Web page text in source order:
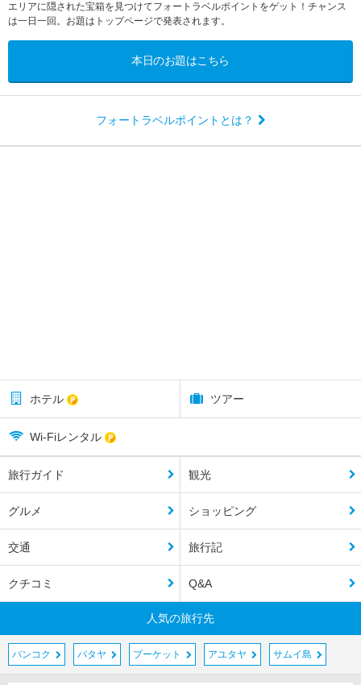
エリアに隠された宝箱を見つけてフォートラベルポイントをゲット！チャンス
は一日一回。お題はトップページで発表されます。
本日のお題はこちら
フォートラベルポイントとは？
ホテル ツアー
Wi-Fiレンタル
旅行ガイド 観光
グルメ ショッピング
交通 旅行記
クチコミ Q&A
人気の旅行先
バンコク パタヤ プーケット アユタヤ サムイ島